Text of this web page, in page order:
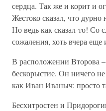
сердца. Так же и корит и
Жестоко сказал, что дурно
Но ведь как сказал-то! Со
сожаления, хоть вчера
В расположении Второва –
бескорыстие. Он ничего
как Иван Иваныч: просто
Бесхитростен и